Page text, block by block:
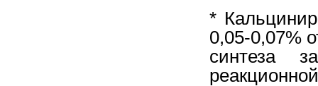
*
0,05-0,07%
синтеза